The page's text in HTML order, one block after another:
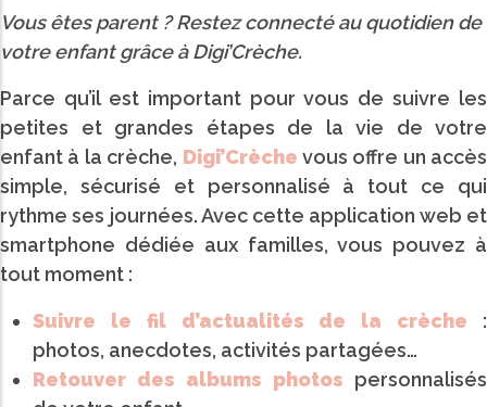
Vous êtes parent ? Restez connecté au quotidien de
votre enfant grâce à Digi’Crèche.
Parce qu’il est important pour vous de suivre les
petites et grandes étapes de la vie de votre
enfant à la crèche, Digi’Crèche vous offre un accès
simple, sécurisé et personnalisé à tout ce qui
rythme ses journées. Avec cette application web et
smartphone dédiée aux familles, vous pouvez à
tout moment :
Suivre le fil d’actualités de la crèche :
photos, anecdotes, activités partagées…
Retouver des albums photos personnalisés